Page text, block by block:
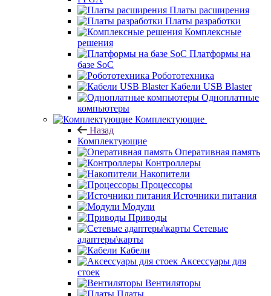
Платы расширения
Платы разработки
Комплексные
решения
Платформы на
базе SoC
Робототехника
Кабели USB Blaster
Одноплатные
компьютеры
Комплектующие
Назад
Комплектующие
Оперативная память
Контроллеры
Накопители
Процессоры
Источники питания
Модули
Приводы
Сетевые
адаптеры\карты
Кабели
Аксессуары для
стоек
Вентиляторы
Платы